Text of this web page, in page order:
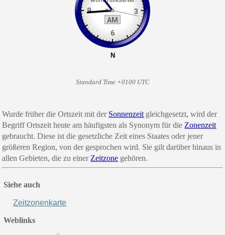
Standard Time +0100 UTC
Wurde früher die Ortszeit mit der Sonnenzeit gleichgesetzt, wird der
BegriffOrtszeitheute am häufigsten als Synonym fürdie Zonenzeit
gebraucht. Diese ist die gesetzliche Zeit eines Staates oder jener
größeren Region, von der gesprochen wird. Sie gilt darüber hinaus in
allen Gebieten, die zu einer Zeitzone gehören.
Siehe auch
Zeitzonenkarte
Weblinks